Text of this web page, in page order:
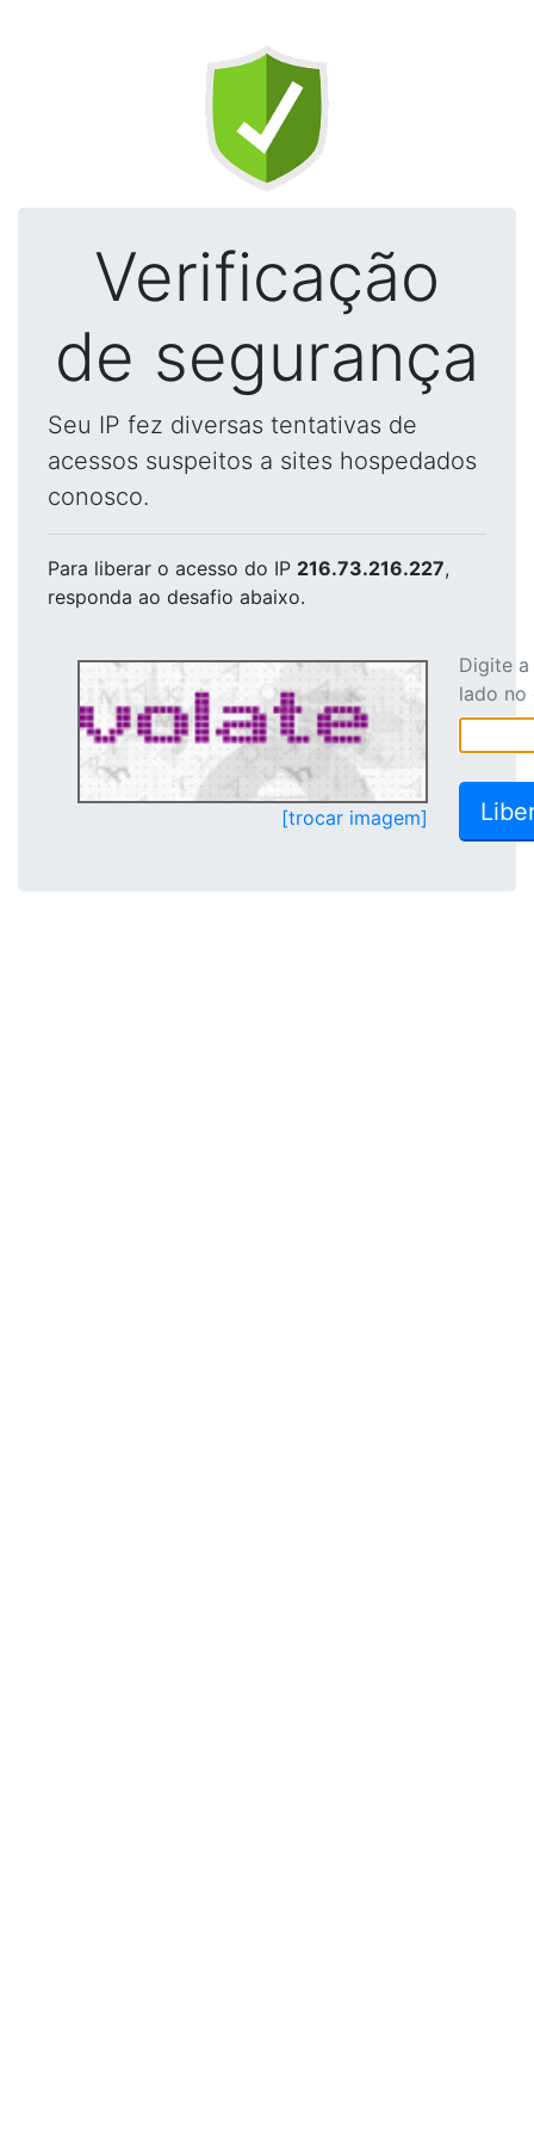
Verificação
de segurança
Seu IP fez diversas tentativas de
acessos suspeitos a sites hospedados
conosco.
Para liberar o acesso do IP 216.73.216.227,
responda ao desafio abaixo.
[trocar imagem]
Digite
lado no